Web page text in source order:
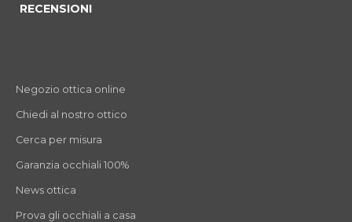
RECENSIONI
Negozio ottica online
Chiedi al nostro ottico
Cerca per misura
Garanzia occhiali 100%
News ottica
Prova gli occhiali a casa